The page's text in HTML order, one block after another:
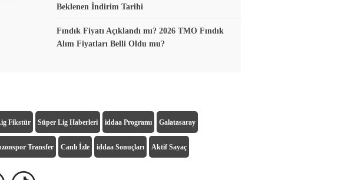
Beklenen İndirim Tarihi
Fındık Fiyatı Açıklandı mı? 2026 TMO Fındık
Alım Fiyatları Belli Oldu mu?
Fikstür Süper Lig Haberleri iddaa Programı Galatasaray
Transfer Canlı İzle iddaa Sonuçları Aktif Sayaç